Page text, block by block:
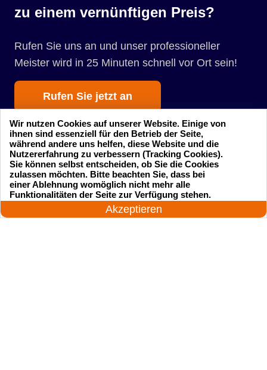
zu einem vernünftigen Preis?
Rufen Sie uns an und unser professioneller
Meister wird in 25 Minuten schnell vor Ort sein!
Rufen Sie jetzt an
Startseite Einsatzgebiete
Preise
24 Stunden am Tag
Akzeptieren
Wir nutzen Cookies auf unserer Website. Einige von
ihnen sind essenziell für den Betrieb der Seite,
während andere uns helfen, diese Website und die
Nutzererfahrung zu verbessern (Tracking Cookies).
Sie können selbst entscheiden, ob Sie die Cookies
zulassen möchten. Bitte beachten Sie, dass bei
einer Ablehnung womöglich nicht mehr alle
Funktionalitäten der Seite zur Verfügung stehen.